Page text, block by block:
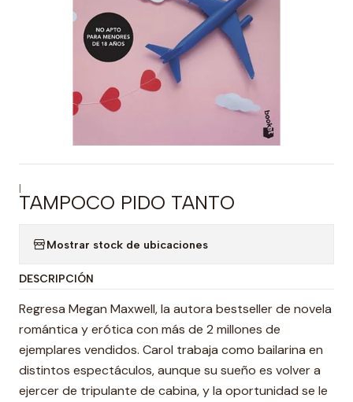
|
TAMPOCO PIDO TANTO
Mostrar stock de ubicaciones
DESCRIPCIÓN
Regresa Megan Maxwell, la autora bestseller de novela
romántica y erótica con más de 2 millones de
ejemplares vendidos. Carol trabaja como bailarina en
distintos espectáculos, aunque su sueño es volver a
ejercer de tripulante de cabina, y la oportunidad se le